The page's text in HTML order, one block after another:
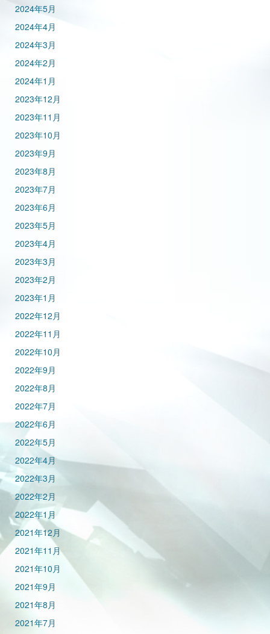
2024年5月
2024年4月
2024年3月
2024年2月
2024年1月
2023年12月
2023年11月
2023年10月
2023年9月
2023年8月
2023年7月
2023年6月
2023年5月
2023年4月
2023年3月
2023年2月
2023年1月
2022年12月
2022年11月
2022年10月
2022年9月
2022年8月
2022年7月
2022年6月
2022年5月
2022年4月
2022年3月
2022年2月
2022年1月
2021年12月
2021年11月
2021年10月
2021年9月
2021年8月
2021年7月